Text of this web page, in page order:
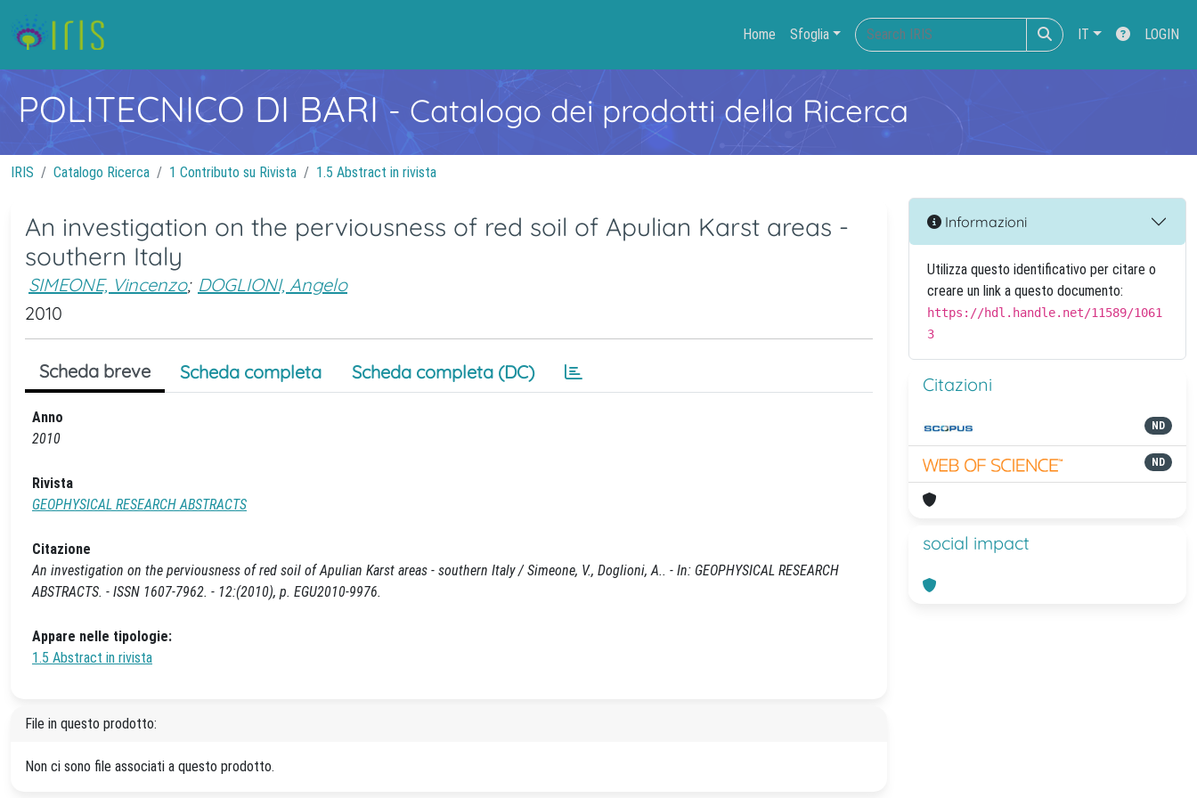
Home Sfoglia IT LOGIN
POLITECNICO DI BARI- Catalogo dei prodotti della Ricerca
IRIS Catalogo Ricerca 1 Contributo su Rivista 1.5 Abstract in rivista
An investigation on the perviousness of red soil of Apulian Karst areas -
southern Italy
SIMEONE, Vincenzo; DOGLIONI, Angelo
2010
Scheda breve Scheda completa Scheda completa (DC)
Anno
2010
Rivista
GEOPHYSICAL RESEARCH ABSTRACTS
Citazione
An investigation on the perviousness of red soil of Apulian Karst areas - southern Italy / Simeone, V., Doglioni, A.. - In: GEOPHYSICAL RESEARCH
ABSTRACTS. - ISSN 1607-7962. - 12:(2010), p. EGU2010-9976.
Appare nelle tipologie:
1.5 Abstract in rivista
File in questo prodotto:
Non ci sono file associati a questo prodotto.
Informazioni
Utilizza questo identificativo per citare o
creare un link a questo documento:
https://hdl.handle.net/11589/1061
3
Citazioni
ND
ND
social impact